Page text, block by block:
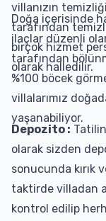
villanızın
tarafından
birçok hizmet
olarak halledilir.
Doğa içerisinde
ilaçlar düzenli
tarafından
%100 böcek
villalarımız
yaşanabiliyor.
Depozito :
olarak sizden
sonucunda kırık
taktirde villadan
kontrol edilip